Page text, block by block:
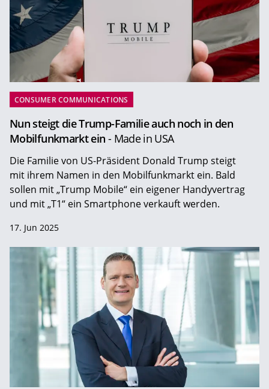
CONSUMER COMMUNICATIONS
Nun steigt die Trump-Familie auch noch in den
Mobilfunkmarkt ein - Made in USA
Die Familie von US-Präsident Donald Trump steigt
mit ihrem Namen in den Mobilfunkmarkt ein. Bald
sollen mit „Trump Mobile“ ein eigener Handyvertrag
und mit „T1“ ein Smartphone verkauft werden.
17. Jun 2025